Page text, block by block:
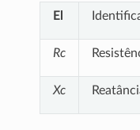
El
Rc
Xc